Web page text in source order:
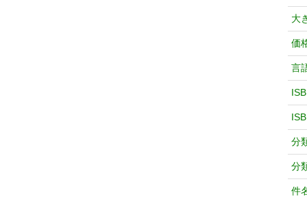
大
価
言
分
分
件